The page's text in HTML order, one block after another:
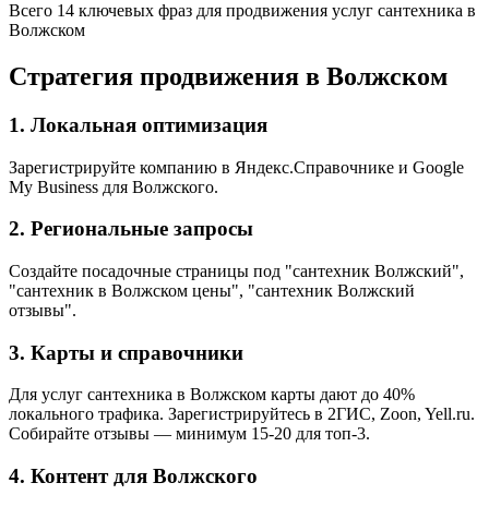
Всего 14 ключевых фраз для продвижения услуг сантехника в
Волжском
Стратегия продвижения в Волжском
1. Локальная оптимизация
Зарегистрируйте компанию в Яндекс.Справочнике и Google
My Business для Волжского.
2. Региональные запросы
Создайте посадочные страницы под "сантехник Волжский",
"сантехник в Волжском цены", "сантехник Волжский
отзывы".
3. Карты и справочники
Для услуг сантехника в Волжском карты дают до 40%
локального трафика. Зарегистрируйтесь в 2ГИС, Zoon, Yell.ru.
Собирайте отзывы — минимум 15-20 для топ-3.
4. Контент для Волжского